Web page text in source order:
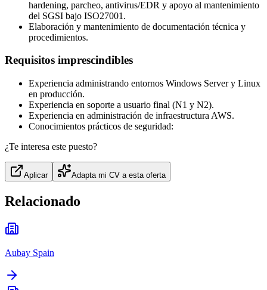
hardening, parcheo, antivirus/EDR y apoyo al mantenimiento
del SGSI bajo ISO27001.
Elaboración y mantenimiento de documentación técnica y
procedimientos.
Requisitos imprescindibles
Experiencia administrando entornos Windows Server y Linux
en producción.
Experiencia en soporte a usuario final (N1 y N2).
Experiencia en administración de infraestructura AWS.
Conocimientos prácticos de seguridad:
¿Te interesa este puesto?
Aplicar Adapta mi CV a esta oferta
Relacionado
Aubay Spain